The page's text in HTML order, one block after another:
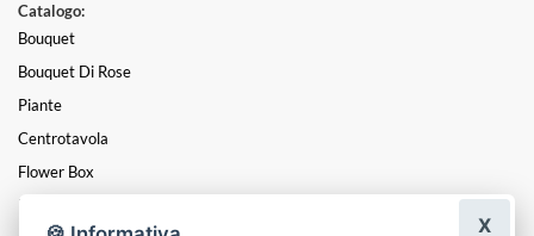
Catalogo:
Bouquet
Bouquet Di Rose
Piante
Centrotavola
Flower Box
Laurea
X